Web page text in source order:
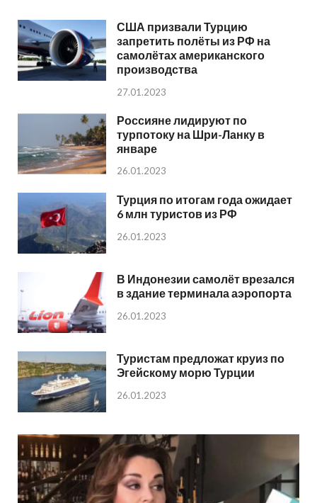
США призвали Турцию
запретить полёты из РФ на
самолётах американского
производства
27.01.2023
Россияне лидируют по
турпотоку на Шри-Ланку в
январе
26.01.2023
Турция по итогам года ожидает
6 млн туристов из РФ
26.01.2023
В Индонезии самолёт врезался
в здание терминала аэропорта
26.01.2023
Туристам предложат круиз по
Эгейскому морю Турции
26.01.2023